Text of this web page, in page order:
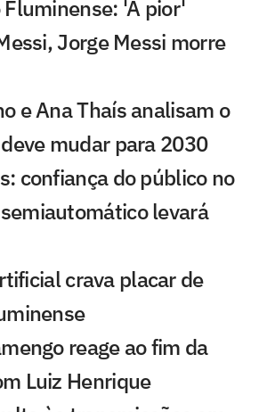
'A pior'
Jorge Messi morre
e Ana Thaís analisam o
mudar para 2030
confiança do público no
levará
crava placar de
reage ao fim da
Luiz Henrique